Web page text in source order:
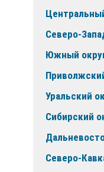
Северо-
Южный
Уральский
Сибирский
Северо-